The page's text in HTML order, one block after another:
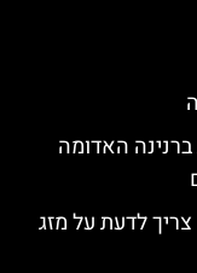
האדומה
לדעת על מזג